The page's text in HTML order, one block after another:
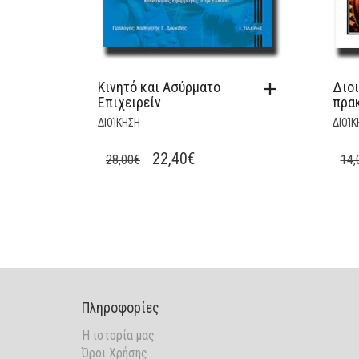
Κινητό και Ασύρματο
Επιχειρείν
ΔΙΟΊΚΗΣΗ
28,00€
ORIGINAL
22,40€CURRENT
Πληροφορίες
Η ιστορία μας
Όροι Χρήσης